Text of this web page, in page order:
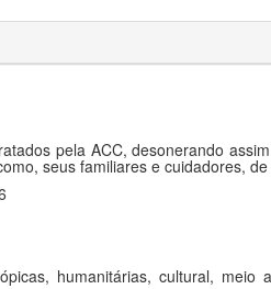
pela ACC, desonerando
seus familiares e cuidadores,
humanitárias, cultural,